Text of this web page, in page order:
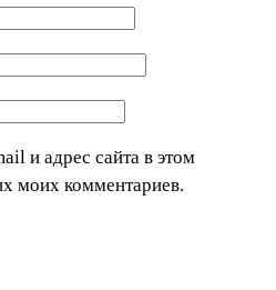
и адрес сайта в этом
моих комментариев.